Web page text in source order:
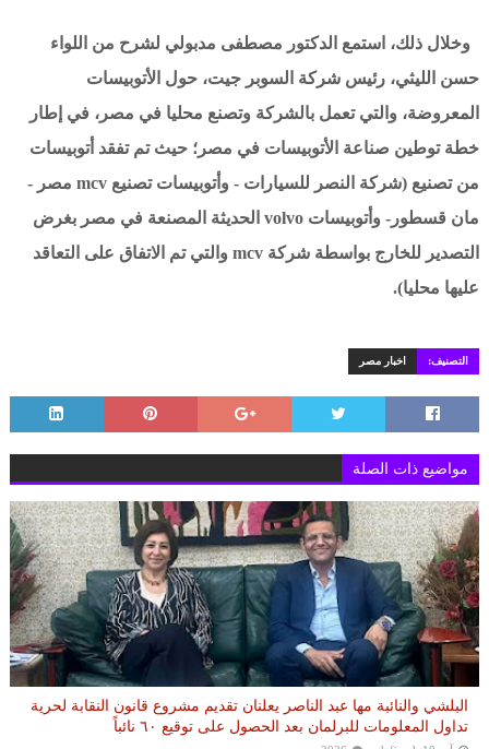
وخلال ذلك، استمع الدكتور مصطفى مدبولي لشرح من اللواء
حسن الليثي، رئيس شركة السوبر جيت، حول الأتوبيسات
المعروضة، والتي تعمل بالشركة وتصنع محليا في مصر، في إطار
خطة توطين صناعة الأتوبيسات في مصر؛ حيث تم تفقد أتوبيسات
من تصنيع (شركة النصر للسيارات - وأتوبيسات تصنيع mcv مصر -
مان قسطور- وأتوبيسات volvo الحديثة المصنعة في مصر بغرض
التصدير للخارج بواسطة شركة mcv والتي تم الاتفاق على التعاقد
عليها محليا).
التصنيف: اخبار مصر
مواضيع ذات الصلة
البلشي والنائبة مها عبد الناصر يعلنان تقديم مشروع قانون النقابة لحرية
تداول المعلومات للبرلمان بعد الحصول على توقيع ٦٠ نائباً